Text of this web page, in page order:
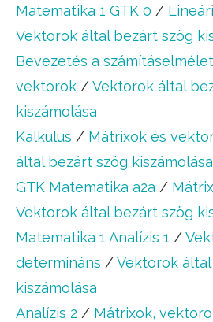
Matematika 1 GTK 0 /
Vektorok által bezárt szög
Bevezetés a
vektorok / Vektorok által
kiszámolása
Kalkulus / Mátrixok és
által bezárt szög kiszámolása
GTK Matematika a2a /
Vektorok által bezárt szög
Matematika 1 Analízis 1 /
determináns / Vektorok
kiszámolása
Analízis 2 / Mátrixok,